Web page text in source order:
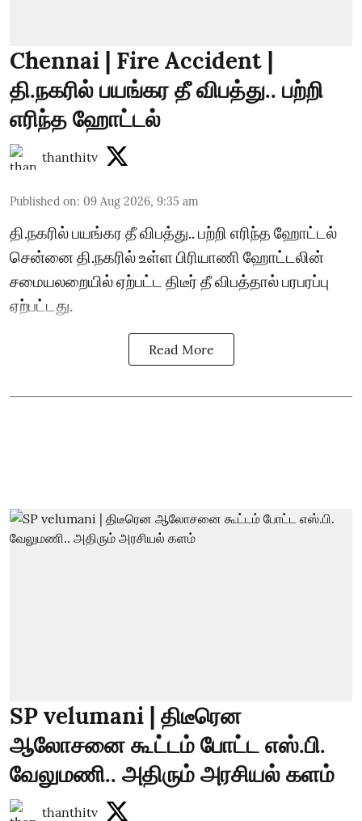
Chennai | Fire Accident |
தி.நகரில் பயங்கர தீ விபத்து.. பற்றி
எரிந்த ஹோட்டல்
thanthitv
Published on: 09 Aug 2026, 9:35 am
தி.நகரில் பயங்கர தீ விபத்து.. பற்றி எரிந்த ஹோட்டல்
சென்னை தி.நகரில் உள்ள பிரியாணி ஹோட்டலின்
சமையலறையில் ஏற்பட்ட திடீர் தீ விபத்தால் பரபரப்பு
ஏற்பட்டது.
Read More
SP velumani | திடீரென
ஆலோசனை கூட்டம் போட்ட எஸ்.பி.
வேலுமணி.. அதிரும் அரசியல் களம்
thanthitv